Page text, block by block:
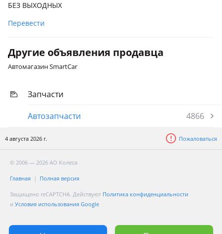
БЕЗ ВЫХОДНЫХ
Перевести
Другие объявления продавца
Автомагазин SmartCar
Запчасти
Автозапчасти
4866
4 августа 2026 г. Пожаловаться
© 2006 — 2026 АО Колеса
Главная Полная версия
Защищено reCAPTCHA. Действуют Политика конфиденциальности
и Условия использования Google